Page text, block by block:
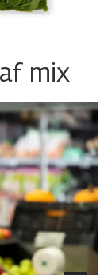
mix